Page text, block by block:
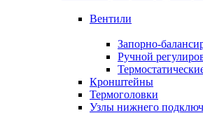
Вентили
Запорно-
Ручной
Кронштейны
Термоголовки
Узлы нижнего